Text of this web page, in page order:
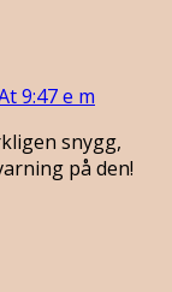
9:47 e m
snygg,
på den!